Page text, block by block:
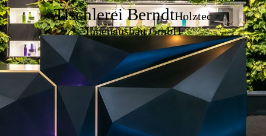
Tischlerei BerndtHolztec
Innenausbau GmbH